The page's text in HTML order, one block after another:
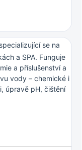
se na
a SPA. Funguje
a příslušenství a
vody – chemické i
úpravě pH, čištění